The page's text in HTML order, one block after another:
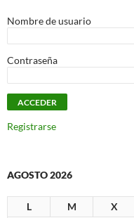
Nombre de usuario
Contraseña
Registrarse
AGOSTO 2026
L M X